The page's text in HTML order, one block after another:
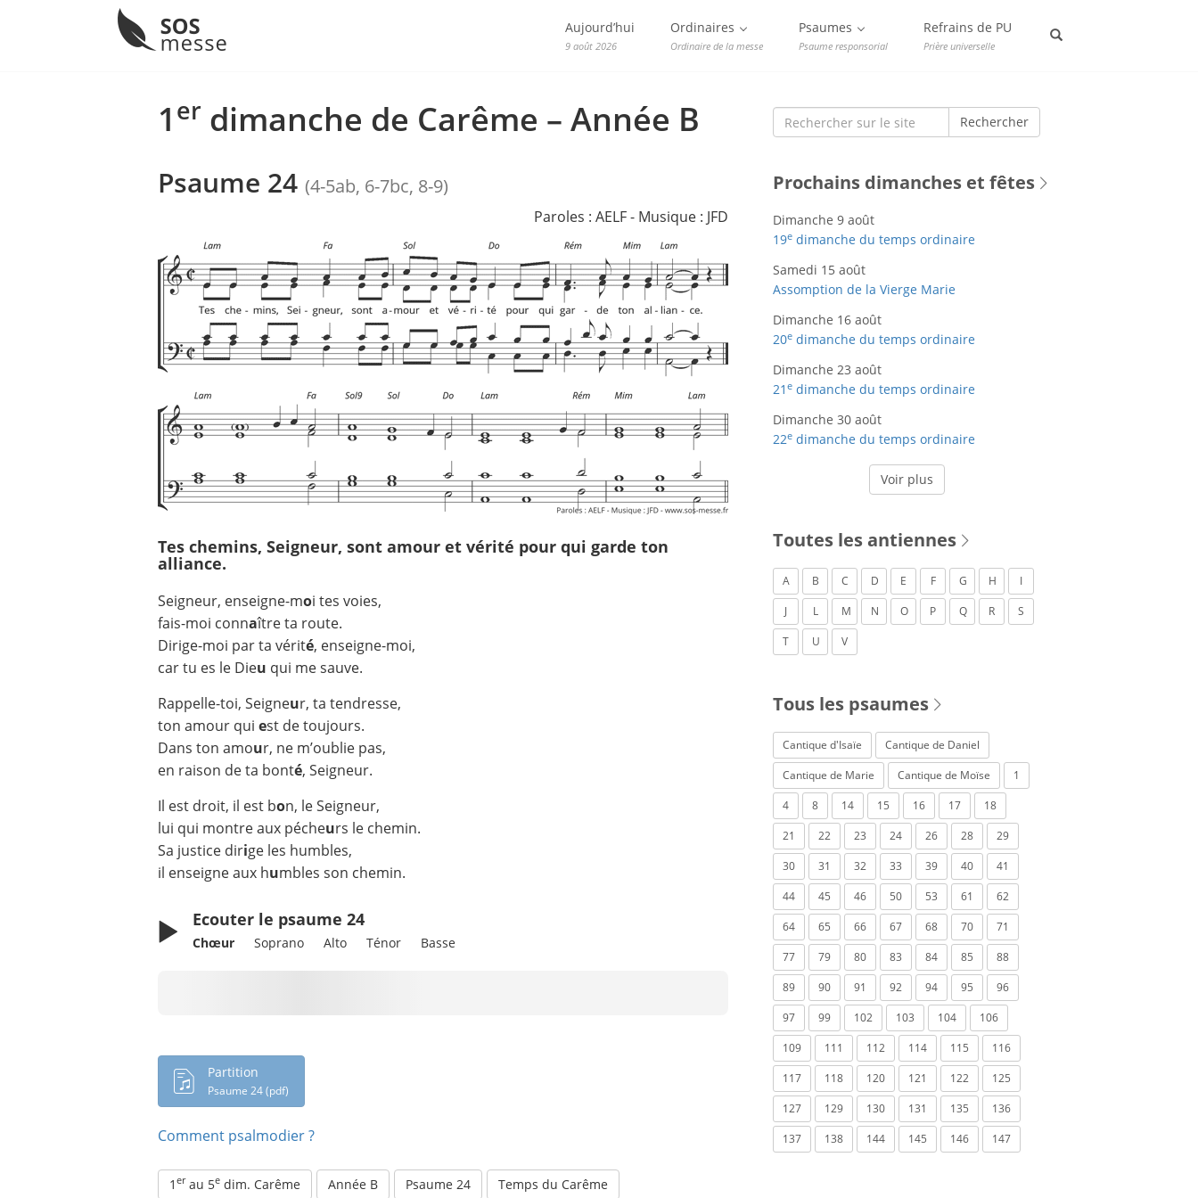
Menu Aujourd’hui
9 août 2026
Ordinaires
Ordinaire de la messe
Psaumes
Psaume responsorial
Refrains de PU
Prière universelle
1 er dimanche de Carême – Année B
Psaume 24 (4-5ab, 6-7bc, 8-9)
Paroles : AELF - Musique : JFD
Tes chemins, Seigneur, sont amour et vérité pour qui garde ton
alliance.
Seigneur, enseigne-moi tes voies,
fais-moi connaître ta route.
Dirige-moi par ta vérité, enseigne-moi,
car tu es le Dieu qui me sauve.
Rappelle-toi, Seigneur, ta tendresse,
ton amour qui est de toujours.
Dans ton amour, ne m’oublie pas,
en raison de ta bonté, Seigneur.
Il est droit, il est bon, le Seigneur,
lui qui montre aux pécheurs le chemin.
Sa justice dirige les humbles,
il enseigne aux humbles son chemin.
Ecouter le psaume 24
Chœur Soprano Alto Ténor Basse
Partition
Psaume 24 (pdf)
Comment psalmodier ?
1 erau 5e dim. Carême Année B Psaume 24 Temps du Carême
Search
for:
Rechercher
Prochains dimanches et fêtes
Dimanche 9 août
19e dimanche du temps ordinaire
Samedi 15 août
Assomption de la Vierge Marie
Dimanche 16 août
20e dimanche du temps ordinaire
Dimanche 23 août
21 e dimanche du temps ordinaire
Dimanche 30 août
22e dimanche du temps ordinaire
Voir plus
Toutes les antiennes
A B C D E F G H
I
J
L M N O P Q R
S
T
U V
Tous les psaumes
Cantique d'Isaïe
Cantique de Daniel
Cantique de Marie
Cantique de Moïse
1
4
8 14 15 16 17
18
21
22 23 24 26 28
29
30
31 32 33 39 40
41
44
45 46 50 53 61
62
64
65 66 67 68 70
71
77
79 80 83 84 85
88
89
90 91 92 94 95
96
97
99 102 103 104
106
109
111 112 114 115
116
117
118 120 121 122
125
127
129 130 131 135
136
137
138 144 145 146 147